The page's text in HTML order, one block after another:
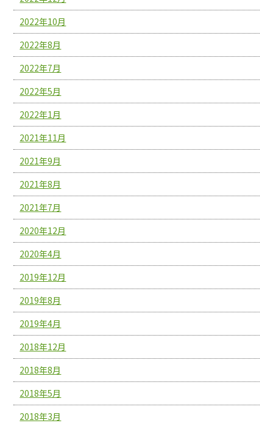
2022年10月
2022年8月
2022年7月
2022年5月
2022年1月
2021年11月
2021年9月
2021年8月
2021年7月
2020年12月
2020年4月
2019年12月
2019年8月
2019年4月
2018年12月
2018年8月
2018年5月
2018年3月